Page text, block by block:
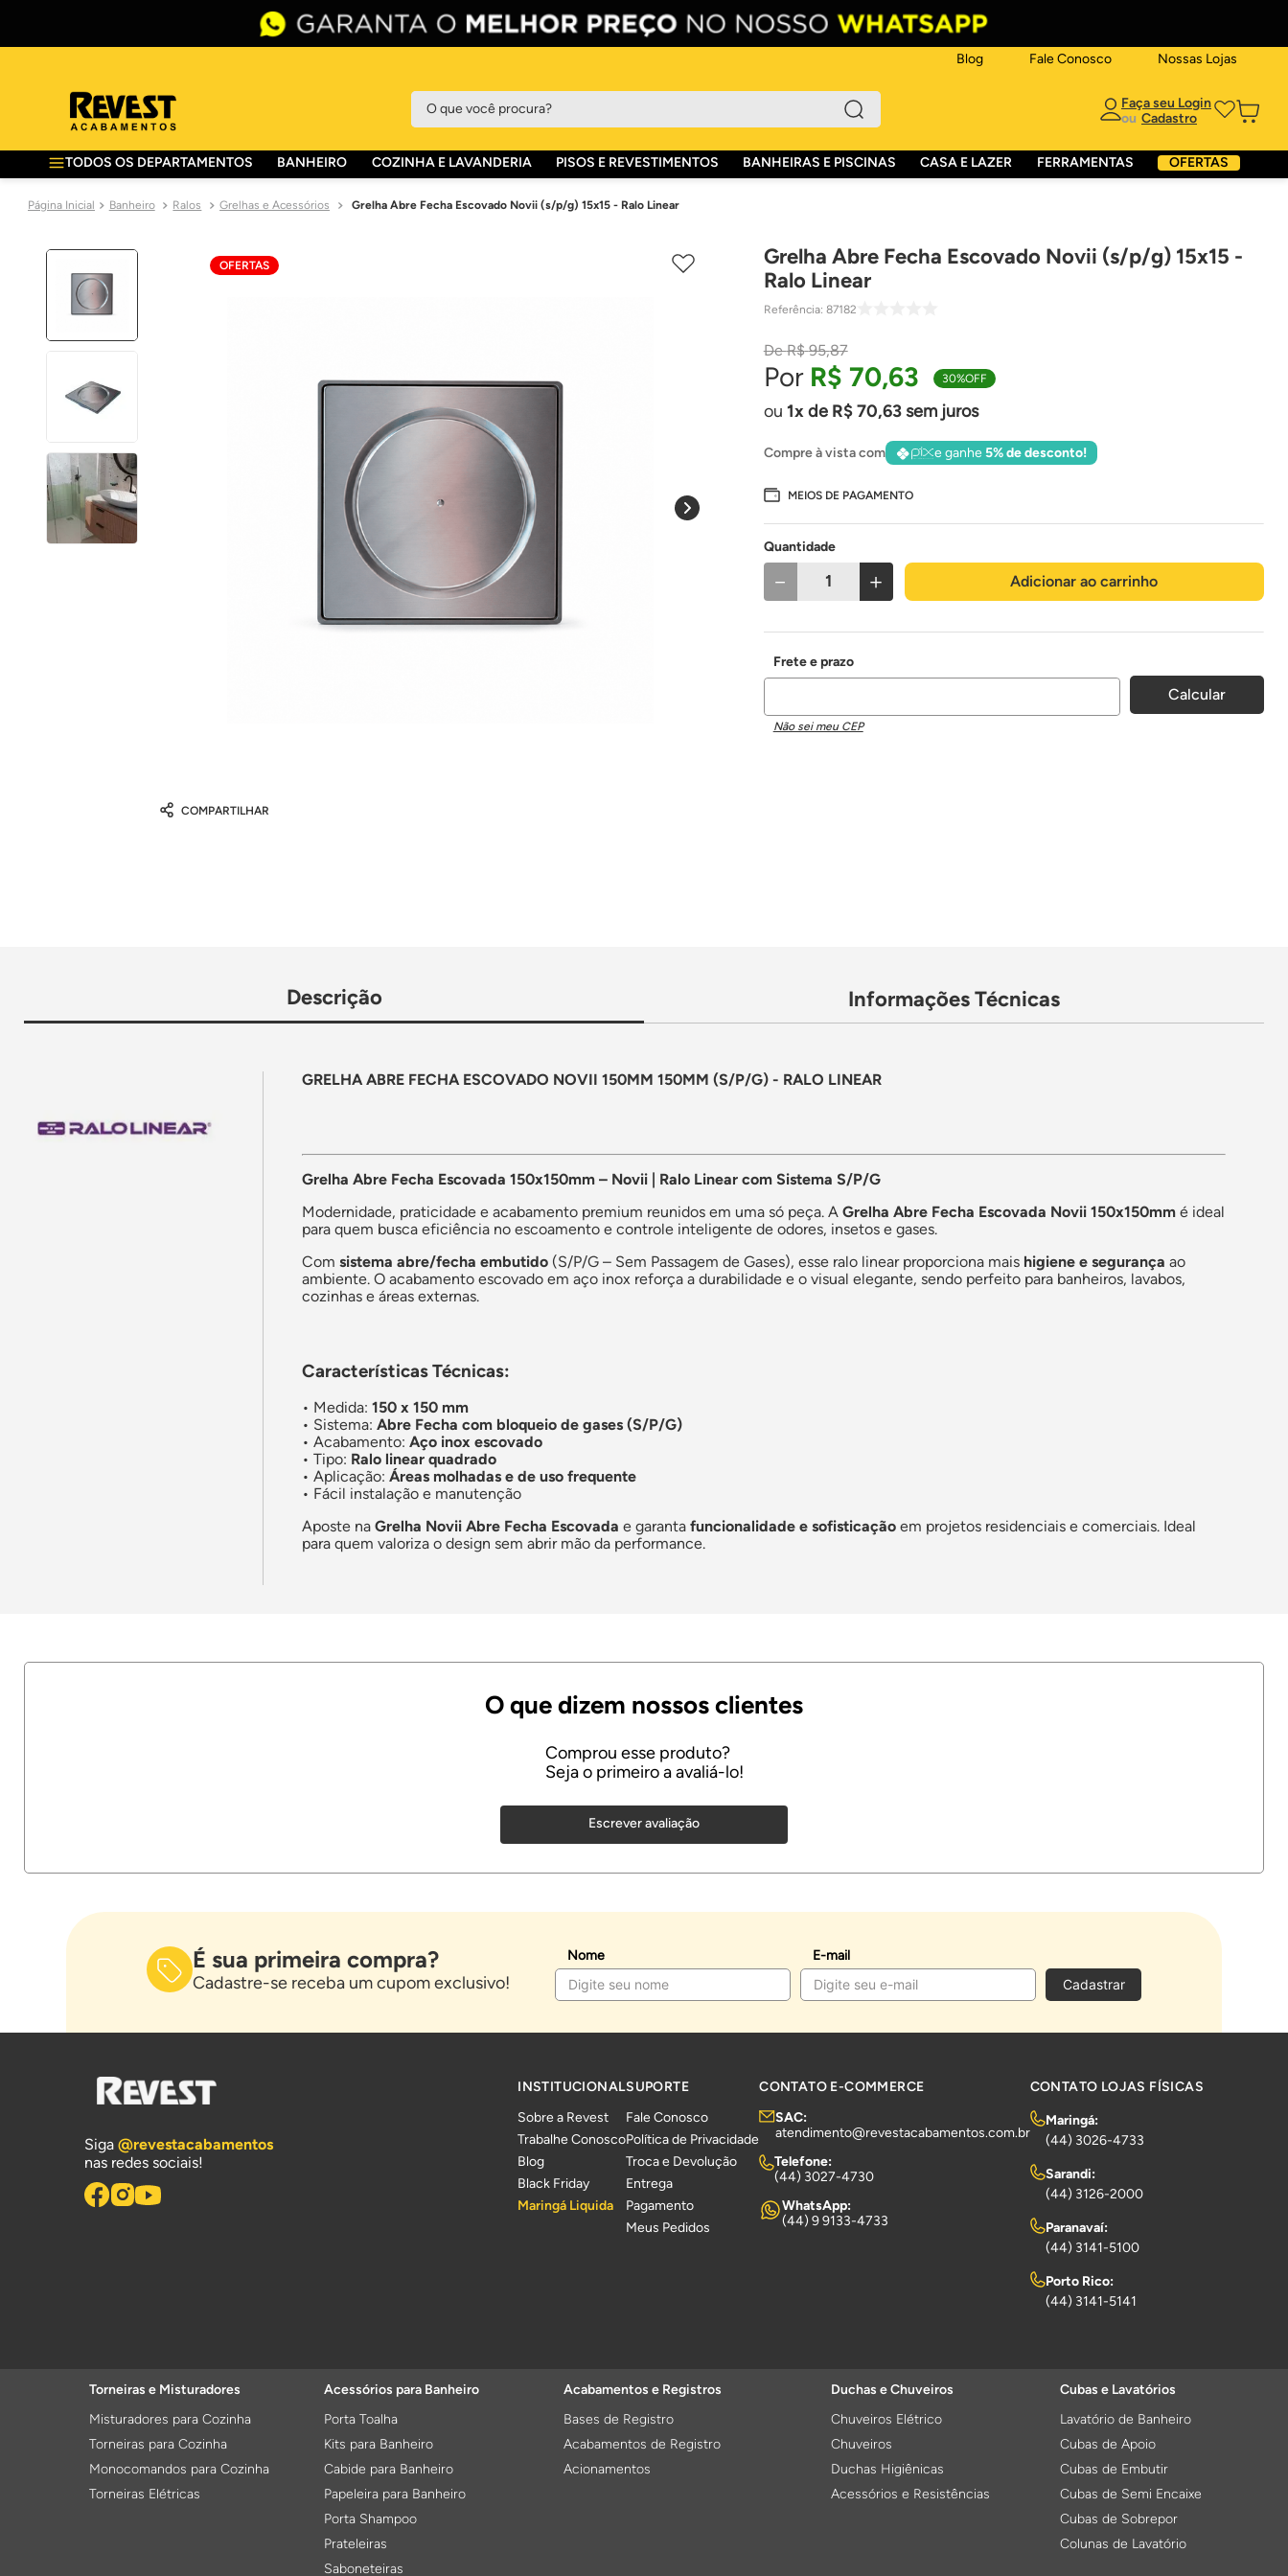
Blog Fale Conosco Nossas Lojas
O que você procura?
ou
TODOS OS DEPARTAMENTOS BANHEIRO COZINHA E LAVANDERIA PISOS E REVESTIMENTOS BANHEIRAS E PISCINAS CASA E LAZER FERRAMENTAS OFERTAS
Banheiro Ralos Grelhas e Acessórios Grelha Abre Fecha Escovado Novii (s/p/g) 15x15 - Ralo Linear
COMPARTILHAR
Grelha Abre Fecha Escovado Novii (s/p/g) 15x15 -
Ralo Linear
Referência: 87182
OFERTAS
R$ 95,87
R$ 70,63 30%OFF
1 de R$70,63sem juros
Compre à vista com e ganhe5% de desconto!
MEIOS DE PAGAMENTO
Quantidade
＋
－ Adicionar ao carrinho
Não sei meu CEP
Descrição Informações Técnicas
GRELHA ABRE FECHA ESCOVADO NOVII 150MM 150MM (S/P/G) - RALO LINEAR
Grelha Abre Fecha Escovada 150x150mm – Novii | Ralo Linear com Sistema S/P/G
Modernidade, praticidade e acabamento premium reunidos em uma só peça. A Grelha Abre Fecha Escovada Novii 150x150mm é ideal
para quem busca eficiência no escoamento e controle inteligente de odores, insetos e gases.
Com sistema abre/fecha embutido (S/P/G – Sem Passagem de Gases), esse ralo linear proporciona mais higiene e segurança ao
ambiente. O acabamento escovado em aço inox reforça a durabilidade e o visual elegante, sendo perfeito para banheiros, lavabos,
cozinhas e áreas externas.
Características Técnicas:
• Medida: 150 x 150 mm
• Sistema: Abre Fecha com bloqueio de gases (S/P/G)
• Acabamento: Aço inox escovado
• Tipo: Ralo linear quadrado
• Aplicação: Áreas molhadas e de uso frequente
• Fácil instalação e manutenção
Aposte na Grelha Novii Abre Fecha Escovada e garanta funcionalidade e sofisticação em projetos residenciais e comerciais. Ideal
para quem valoriza o design sem abrir mão da performance.
Escrever avaliação
É sua primeira compra?
Cadastre-se receba um cupom exclusivo!
Nome
E-mail
Cadastrar
Siga @revestacabamentos
nas redes sociais!
INSTITUCIONAL
Sobre a Revest
Trabalhe Conosco
Blog
Black Friday
Maringá Liquida
SUPORTE
Fale Conosco
Política de Privacidade
Troca e Devolução
Entrega
Pagamento
Meus Pedidos
CONTATO E-COMMERCE
SAC:
atendimento@revestacabamentos.com.br
Telefone:
(44) 3027-4730
WhatsApp:
(44) 9 9133-4733
CONTATO LOJAS FÍSICAS
Maringá:
(44) 3026-4733
Sarandi:
(44) 3126-2000
Paranavaí:
(44) 3141-5100
Porto Rico:
(44) 3141-5141
Torneiras e Misturadores
Misturadores para Cozinha
Torneiras para Cozinha
Monocomandos para Cozinha
Torneiras Elétricas
Acessórios para Banheiro
Porta Toalha
Kits para Banheiro
Cabide para Banheiro
Papeleira para Banheiro
Porta Shampoo
Prateleiras
Saboneteiras
Acabamentos e Registros
Bases de Registro
Acabamentos de Registro
Acionamentos
Duchas e Chuveiros
Chuveiros Elétrico
Chuveiros
Duchas Higiênicas
Acessórios e Resistências
Cubas e Lavatórios
Lavatório de Banheiro
Cubas de Apoio
Cubas de Embutir
Cubas de Semi Encaixe
Cubas de Sobrepor
Colunas de Lavatório